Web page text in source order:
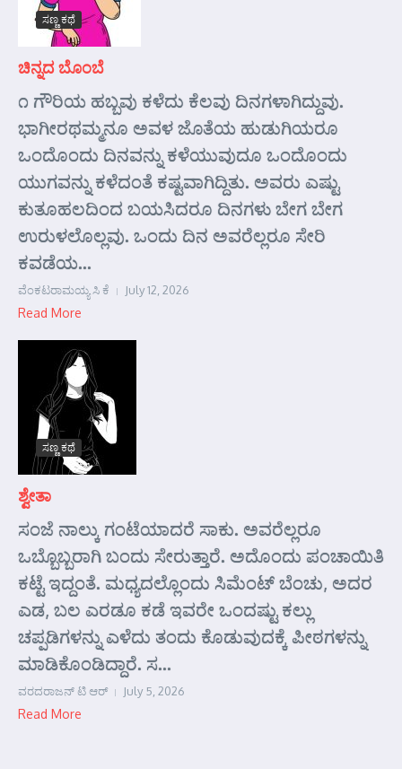
ಸಣ್ಣ ಕಥೆ
ಚಿನ್ನದ ಬೊಂಬೆ
೧ ಗೌರಿಯ ಹಬ್ಬವು ಕಳೆದು ಕೆಲವು ದಿನಗಳಾಗಿದ್ದುವು.
ಭಾಗೀರಥಮ್ಮನೂ ಅವಳ ಜೊತೆಯ ಹುಡುಗಿಯರೂ
ಒಂದೊಂದು ದಿನವನ್ನು ಕಳೆಯುವುದೂ ಒಂದೊಂದು
ಯುಗವನ್ನು ಕಳೆದಂತೆ ಕಷ್ಟವಾಗಿದ್ದಿತು. ಅವರು ಎಷ್ಟು
ಕುತೂಹಲದಿಂದ ಬಯಸಿದರೂ ದಿನಗಳು ಬೇಗ ಬೇಗ
ಉರುಳಲೊಲ್ಲವು. ಒಂದು ದಿನ ಅವರೆಲ್ಲರೂ ಸೇರಿ
ಕವಡೆಯ...
ವೆಂಕಟರಾಮಯ್ಯ ಸಿ ಕೆ July 12, 2026
Read More
ಸಣ್ಣ ಕಥೆ
ಶ್ವೇತಾ
ಸಂಜೆ ನಾಲ್ಕು ಗಂಟೆಯಾದರೆ ಸಾಕು. ಅವರೆಲ್ಲರೂ
ಒಬ್ಬೊಬ್ಬರಾಗಿ ಬಂದು ಸೇರುತ್ತಾರೆ. ಅದೊಂದು ಪಂಚಾಯಿತಿ
ಕಟ್ಟೆ ಇದ್ದಂತೆ. ಮಧ್ಯದಲ್ಲೊಂದು ಸಿಮೆಂಟ್ ಬೆಂಚು, ಅದರ
ಎಡ, ಬಲ ಎರಡೂ ಕಡೆ ಇವರೇ ಒಂದಷ್ಟು ಕಲ್ಲು
ಚಪ್ಪಡಿಗಳನ್ನು ಎಳೆದು ತಂದು ಕೊಡುವುದಕ್ಕೆ ಪೀಠಗಳನ್ನು
ಮಾಡಿಕೊಂಡಿದ್ದಾರೆ. ಸ...
ವರದರಾಜನ್ ಟಿ ಆರ್ July 5, 2026
Read More